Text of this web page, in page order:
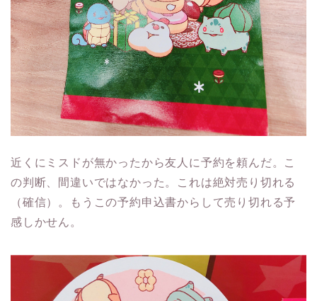
近くにミスドが無かったから友人に予約を頼んだ。こ
の判断、間違いではなかった。これは絶対売り切れる
（確信）。もうこの予約申込書からして売り切れる予
感しかせん。